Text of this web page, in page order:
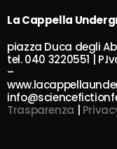
La Cappella
piazza Duca degli
tel. 040 3220551 |
–
Trasparenza